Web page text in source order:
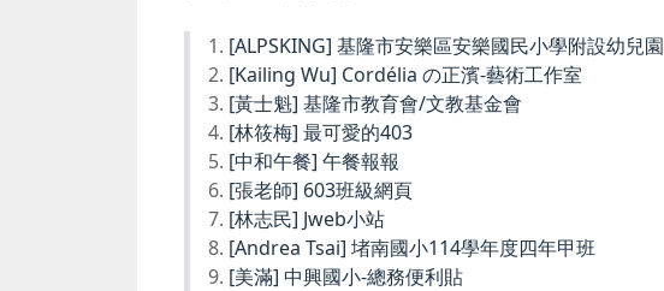
[ALPSKING] 基隆市安樂區安樂國民小學附設幼兒園
[Kailing Wu] Cordélia の正濱-藝術工作室
[黃士魁] 基隆市教育會/文教基金會
[林筱梅] 最可愛的403
[中和午餐] 午餐報報
[張老師] 603班級網頁
[林志民] Jweb小站
[Andrea Tsai] 堵南國小114學年度四年甲班
[美滿] 中興國小-總務便利貼